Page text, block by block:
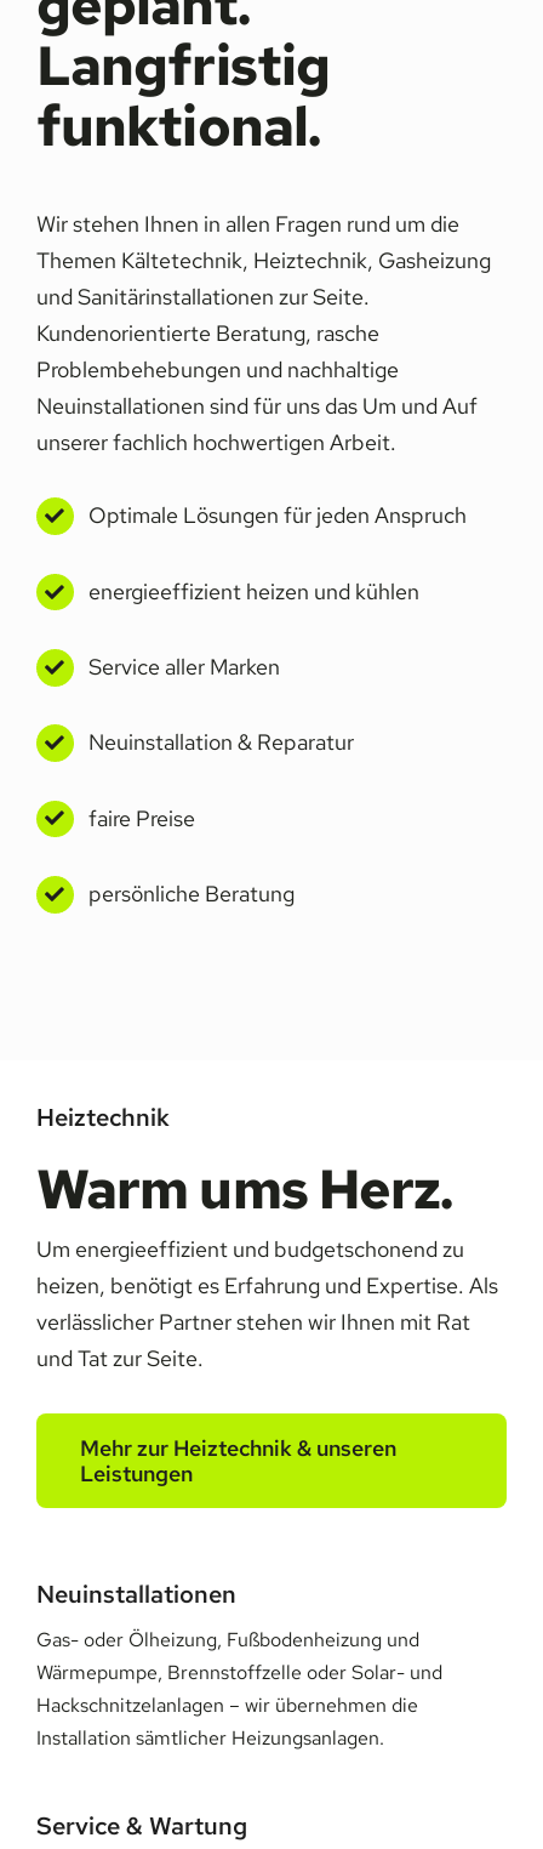
Langfristig
funktional.
Wir stehen Ihnen in allen Fragen rund um die
Themen Kältetechnik, Heiztechnik, Gasheizung
und Sanitärinstallationen zur Seite.
Kundenorientierte Beratung, rasche
Problembehebungen und nachhaltige
Neuinstallationen sind für uns das Um und Auf
unserer fachlich hochwertigen Arbeit.
Optimale Lösungen für jeden Anspruch
energieeffizient heizen und kühlen
Service aller Marken
Neuinstallation & Reparatur
faire Preise
persönliche Beratung
Heiztechnik
Warm ums Herz.
Um energieeffizient und budgetschonend zu
heizen, benötigt es Erfahrung und Expertise. Als
verlässlicher Partner stehen wir Ihnen mit Rat
und Tat zur Seite.
Mehr zur Heiztechnik & unseren
Leistungen
Neuinstallationen
Gas- oder Ölheizung, Fußbodenheizung und
Wärmepumpe, Brennstoffzelle oder Solar- und
Hackschnitzelanlagen – wir übernehmen die
Installation sämtlicher Heizungsanlagen.
Service & Wartung